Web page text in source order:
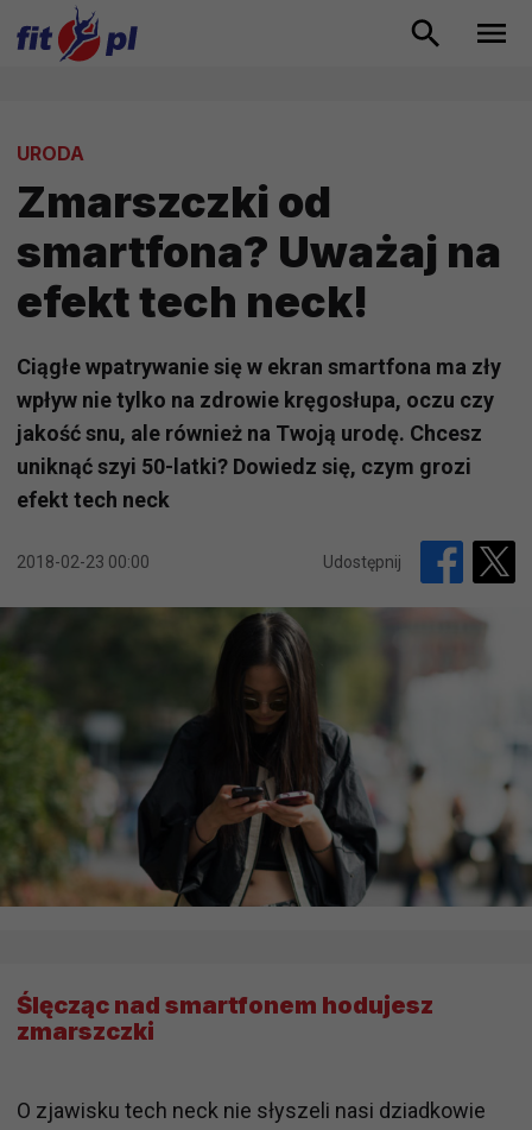
URODA
Zmarszczki od
smartfona? Uważaj na
efekt tech neck!
Ciągłe wpatrywanie się w ekran smartfona ma zły
wpływ nie tylko na zdrowie kręgosłupa, oczu czy
jakość snu, ale również na Twoją urodę. Chcesz
uniknąć szyi 50-latki? Dowiedz się, czym grozi
efekt tech neck
2018-02-23 00:00 Udostępnij
Ślęcząc nad smartfonem hodujesz
zmarszczki
O zjawisku tech neck nie słyszeli nasi dziadkowie